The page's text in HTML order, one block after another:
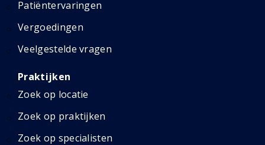
Patiëntervaringen
Vergoedingen
Veelgestelde vragen
Praktijken
Zoek op locatie
Zoek op praktijken
Zoek op specialisten